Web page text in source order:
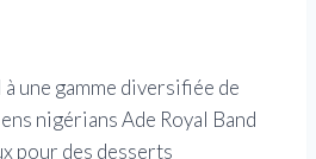
une gamme diversifiée de
nigérians Ade Royal Band
pour des desserts